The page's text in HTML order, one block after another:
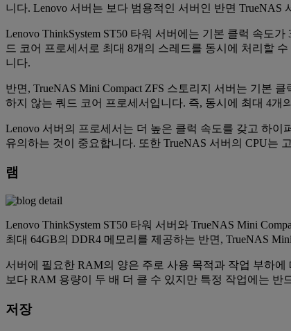
니다. Lenovo 서버는 보다 범용적인 서버인 반면 TrueNAS
Lenovo ThinkSystem ST50 타워 서버에는 기본 클럭 속도
드 코어 프로세서로 최대 8개의 스레드를 동시에 처리할
니다.
반면, TrueNAS Mini Compact ZFS 스토리지 서버는 기본
하지 않는 쿼드 코어 프로세서입니다. 즉, 동시에 최대 4개
Lenovo 서버의 프로세서는 더 높은 클럭 속도를 갖고 하
유의하는 것이 중요합니다. 또한 TrueNAS 서버의 CPU는
램
Lenovo ThinkSystem ST50 타워 서버와 TrueNAS Mini
최대 64GB의 DDR4 메모리를 제공하는 반면, TrueNAS
서버에 필요한 RAM의 양은 주로 사용 목적과 작업 부하에
보다 RAM 용량이 두 배 더 클 수 있지만 특정 작업에는 반
저장